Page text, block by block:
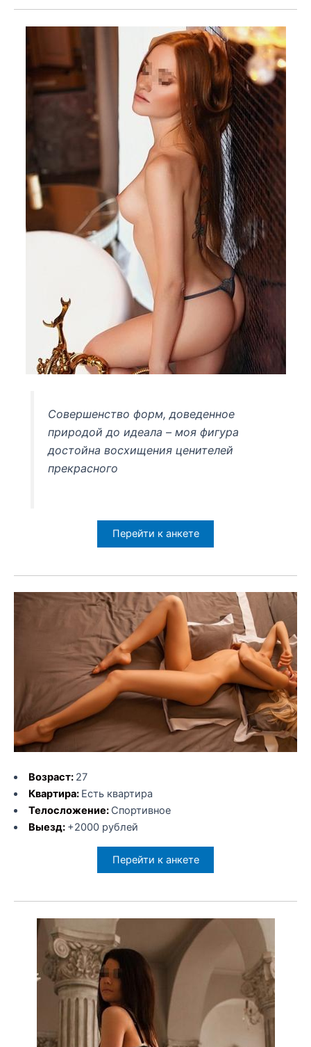
Совершенство форм, доведенное
природой до идеала – моя фигура
достойна восхищения ценителей
прекрасного
Перейти к анкете
Возраст: 27
Квартира: Есть квартира
Телосложение: Спортивное
Выезд: +2000 рублей
Перейти к анкете